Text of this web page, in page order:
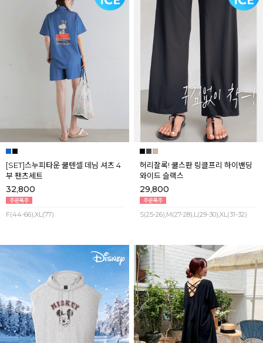
[SET]스누피타운 쿨텐셀 데님 셔츠 4
부 팬츠세트
32,800
F(44-66),XL(77)
허리잘록! 쿨스판 링클프리 하이밴딩
와이드 슬랙스
29,800
S(25-26),M(27-28),L(29-30),XL(31-32)